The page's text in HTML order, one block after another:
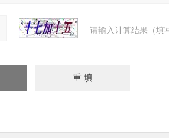
请输入计算结果（填